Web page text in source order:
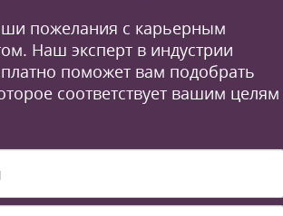
пожелания с карьерным
Наш эксперт в индустрии
поможет вам подобрать
соответствует вашим целям